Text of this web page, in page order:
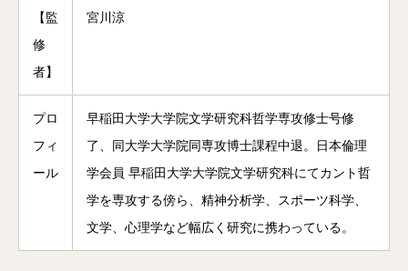
【監
修
者】
宮川涼
プロ
フィ
ール
早稲田大学大学院文学研究科哲学専攻修士号修
了、同大学大学院同専攻博士課程中退。日本倫理
学会員 早稲田大学大学院文学研究科にてカント哲
学を専攻する傍ら、精神分析学、スポーツ科学、
文学、心理学など幅広く研究に携わっている。